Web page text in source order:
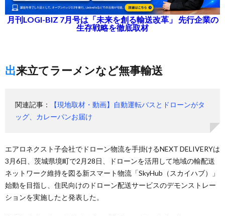
月刊LOGI-BIZ 7月号は「未来を創る輸送改革」 先行企業の
生存戦略を徹底取材
出来立てラーメンなど無事輸送
関連記事：
【現地取材・動画】自動運転バスとドローンがタ
ッグ、カレーパンお届け
エアロネクスト子会社でドローン物流を手掛けるNEXT DELIVERYは
3月6日、茨城県境町で2月28日、ドローンを活用して地域の輸配送
ネットワーク維持を図る新スマート物流「SkyHub（スカイハブ）」
始動を目指し、住民向けのドローン配送サービスのデモンストレー
ションを実施したと発表した。